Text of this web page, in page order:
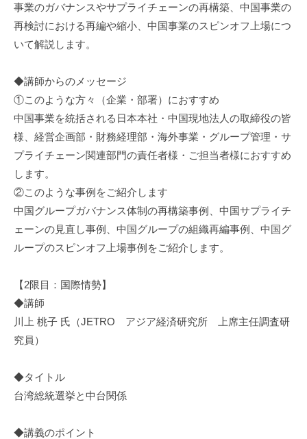
事業のガバナンスやサプライチェーンの再構築、中国事業の
再検討における再編や縮小、中国事業のスピンオフ上場につ
いて解説します。
◆講師からのメッセージ
①このような方々（企業・部署）におすすめ
中国事業を統括される日本本社・中国現地法人の取締役の皆
様、経営企画部・財務経理部・海外事業・グループ管理・サ
プライチェーン関連部門の責任者様・ご担当者様におすすめ
します。
②このような事例をご紹介します
中国グループガバナンス体制の再構築事例、中国サプライチ
ェーンの見直し事例、中国グループの組織再編事例、中国グ
ループのスピンオフ上場事例をご紹介します。
【2限目：国際情勢】
◆講師
川上 桃子 氏（JETRO アジア経済研究所 上席主任調査研
究員）
◆タイトル
台湾総統選挙と中台関係
◆講義のポイント